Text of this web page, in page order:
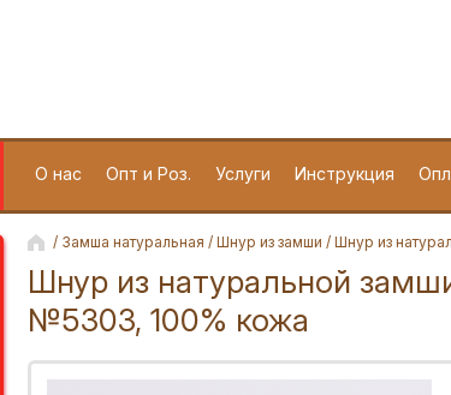
О нас Опт и Роз. Услуги Инструкция
/ Замша натуральная / Шнур из замши / Шнур из
Шнур из натуральной
№5303, 100% кожа